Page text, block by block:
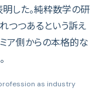
した。純粋数学の研
つつあるという訴え
ア側からの本格的な
as industry